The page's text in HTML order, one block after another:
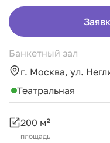
Банкетный зал
г. Москва, ул.
Театральная
200 м²
площадь